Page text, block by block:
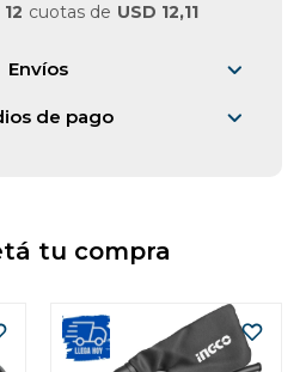
12 cuotas de USD 12,11
Envíos
de pago
tu compra